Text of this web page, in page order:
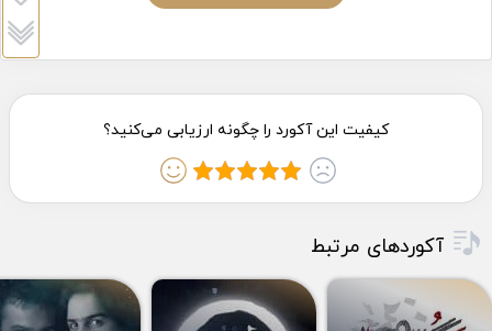
آکوردهای مرتبط